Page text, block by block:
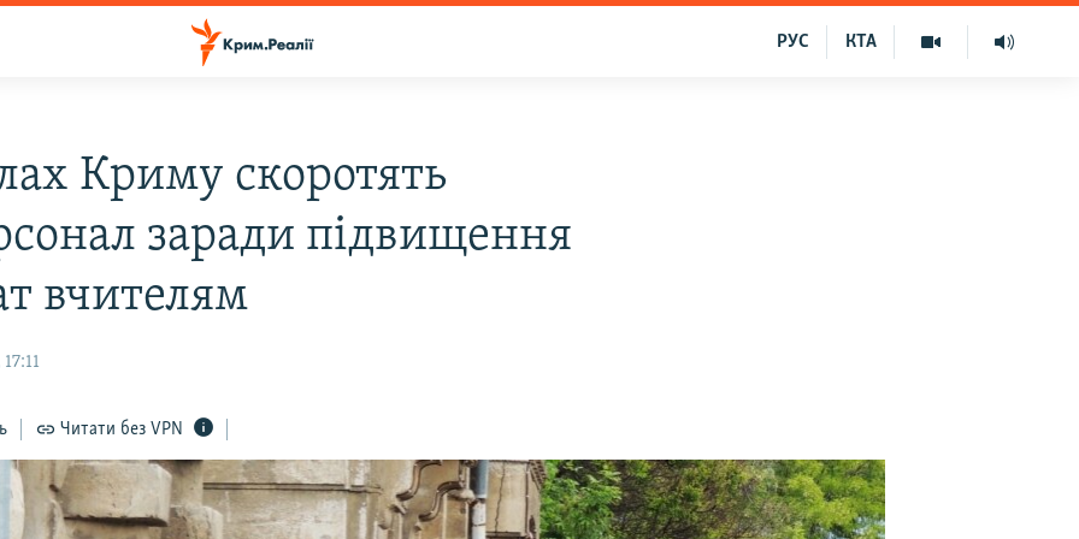
КТА
РУС
Криму скоротять
заради підвищення
вчителям
Читати без VPN